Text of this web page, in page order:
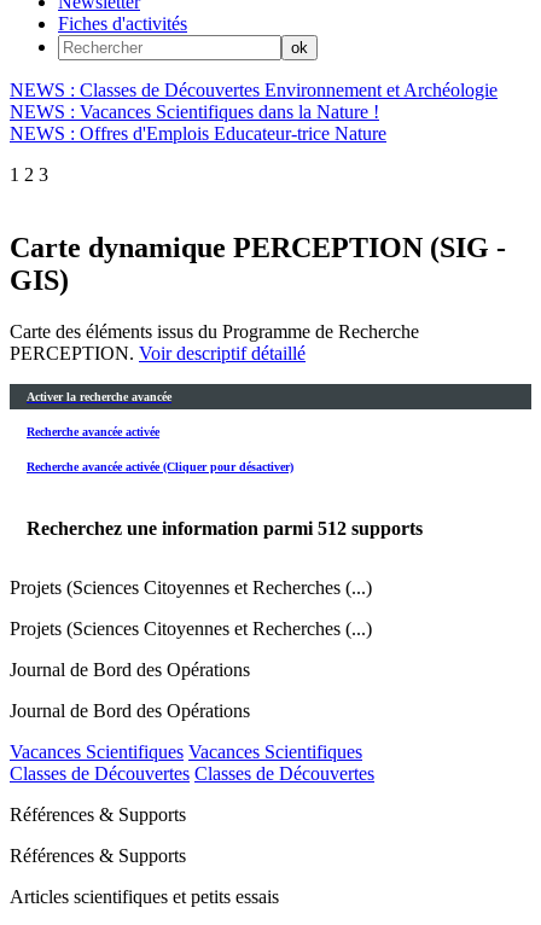
Fiches d'activités
NEWS : Classes de Découvertes Environnement et Archéologie
NEWS : Vacances Scientifiques dans la Nature !
NEWS : Offres d'Emplois Educateur-trice Nature
1 2 3
Carte dynamique PERCEPTION (SIG -
GIS)
Carte des éléments issus du Programme de Recherche
PERCEPTION. Voir descriptif détaillé
Activer la recherche avancée
Recherche avancée activée
Recherche avancée activée (Cliquer pour désactiver)
Recherchez une information parmi 512 supports
Projets (Sciences Citoyennes et Recherches (...)
Projets (Sciences Citoyennes et Recherches (...)
Journal de Bord des Opérations
Journal de Bord des Opérations
Vacances Scientifiques Vacances Scientifiques
Classes de Découvertes Classes de Découvertes
Références & Supports
Références & Supports
Articles scientifiques et petits essais